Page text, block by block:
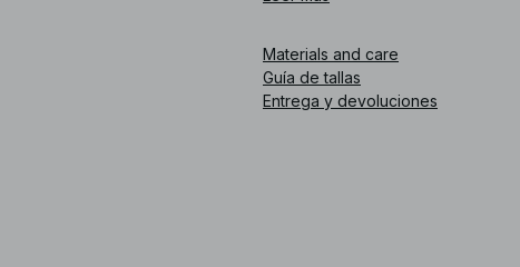
Materials and care
Guía de tallas
Entrega y devoluciones